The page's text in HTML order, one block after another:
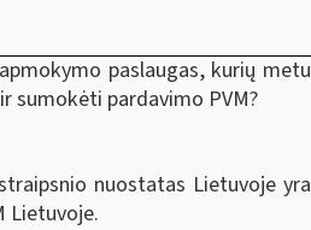
paslaugas, kurių metu
sumokėti pardavimo PVM?
nuostatas Lietuvoje yra
Lietuvoje.